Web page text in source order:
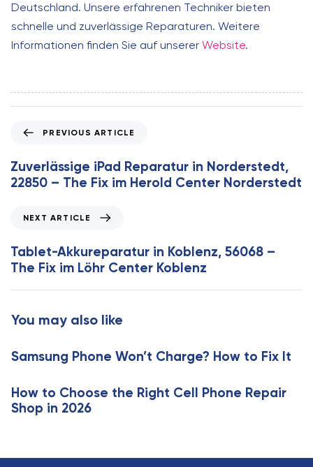
Deutschland. Unsere erfahrenen Techniker bieten
schnelle und zuverlässige Reparaturen. Weitere
Informationen finden Sie auf unserer Website.
e
v
i
A
r
t
c
e
PREVIOUS ARTICLE
Zuverlässige iPad Reparatur in Norderstedt,
22850 – The Fix im Herold Center Norderstedt
x
t
A
r
l
NEXT ARTICLE
Tablet-Akkureparatur in Koblenz, 56068 –
The Fix im Löhr Center Koblenz
You may also like
Samsung Phone Won’t Charge? How to Fix It
How to Choose the Right Cell Phone Repair
Shop in 2026